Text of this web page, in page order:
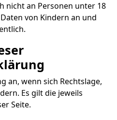
nicht an Personen unter 18
von Kindern an und
an, wenn sich Rechtslage,
Es gilt die jeweils
Seite.